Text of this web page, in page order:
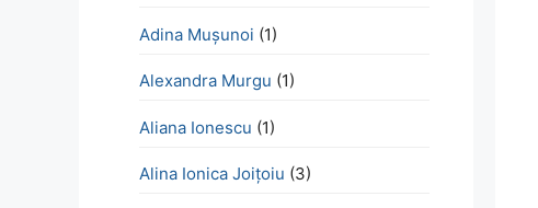
Adina Mușunoi (1)
Alexandra Murgu (1)
Aliana Ionescu (1)
Alina Ionica Joițoiu (3)